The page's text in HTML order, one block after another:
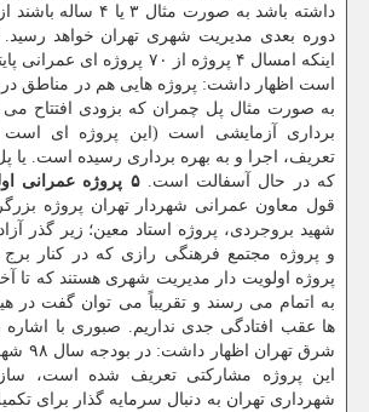
داشته باشد به صورت
دوره بعدی مدیریت شهری تهران خواهد رسید.
اینكه امسال ۴ پروژه از ۷۰
است اظهار داشت: پروژه هایی هم در مناطق در
به صورت مثال پل چمران كه بزودی افتتاح
برداری آزمایشی است (این پروژه ای
كه در حال آسفالت است.۵ پروژه عمرانی اولویت دار پایتخت
قول معاون عمرانی شهردار تهران پروژه
شهید بروجردی، پروژه استاد معین؛ زیر گذر
پروژه اولویت دار مدیریت شهری هستند كه تا
به اتمام می رسند و تقریباً می توان گفت در
ها عقب افتادگی جدی نداریم. صبوری با اشاره
شرق
این پروژه مشاركتی تعریف شده است،
شهرداری تهران به دنبال سرمایه گذار برای